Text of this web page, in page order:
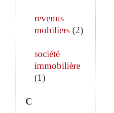
revenus
mobiliers (2)
société
immobilière
(1)
C